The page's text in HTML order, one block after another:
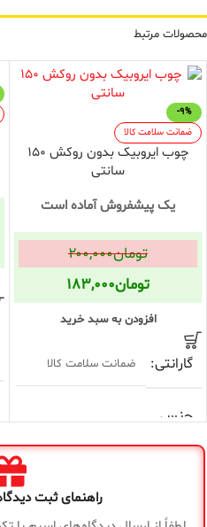
محصولات مرتبط
-9%
ضمانت سلامت کالا
چوب ایروبیک بدون روکش 150
سانتی
یک پیشفروش آماده است
تومان۲۰۰,۰۰۰
تومان۱۸۳,۰۰۰
افزودن به سبد خرید
گارانتی ضمانت سلامت کالا
جنس
چوب مقاوم و محکم
راهنمای ثبت